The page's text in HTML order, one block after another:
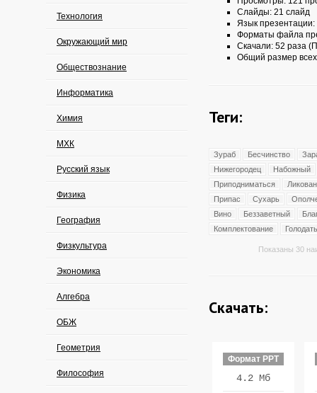
Технология
Окружающий мир
Обществознание
Информатика
Химия
МХК
Русский язык
Физика
География
Физкультура
Экономика
Алгебра
ОБЖ
Геометрия
Философия
Слайды: 21 слайд
Язык презентации:
Форматы файла
Скачали: 52 раза
Общий размер
Теги:
Зураб Бесчинство
Нижегородец
Набожный
Приподниматься
Припас
Сухарь
Вино
Беззаветный
Комплектование
Голодать
Показаны 30
Скачать:
Формат PPT
4.2 Мб